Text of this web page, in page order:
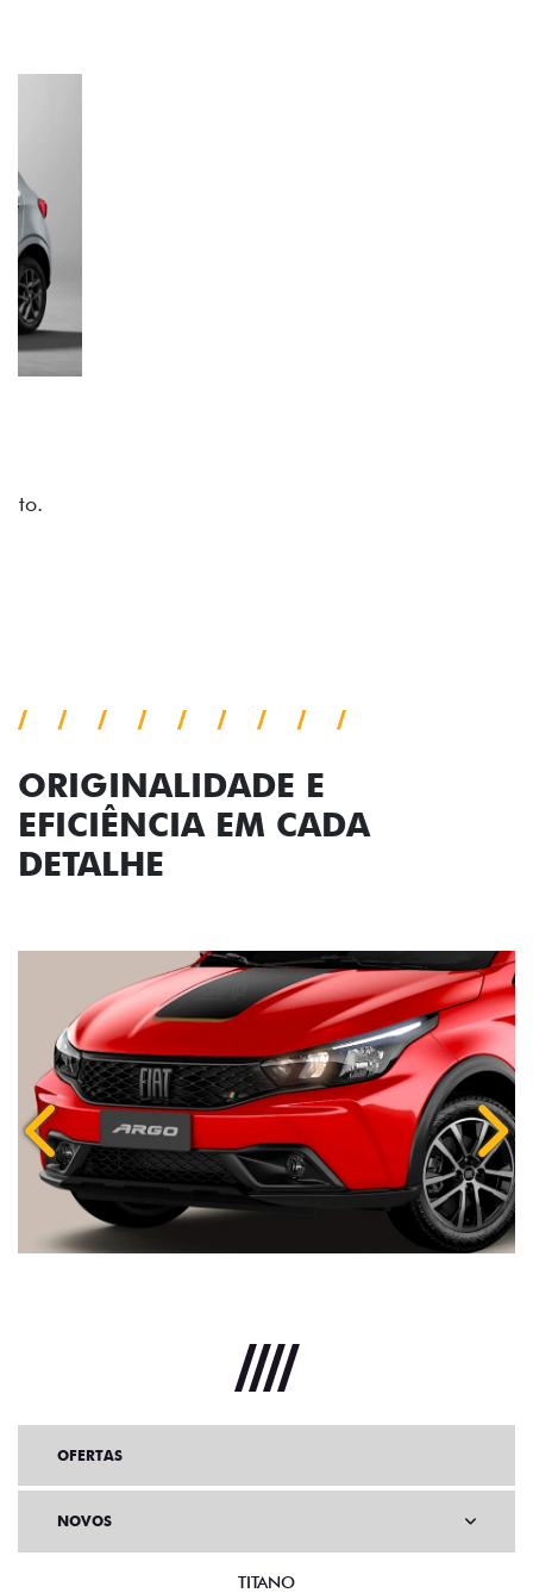
impecável e detalhes escurecidos.
ORIGINALIDADE E
EFICIÊNCIA EM CADA
DETALHE
Anterior
OFERTAS
NOVOS
TITANO